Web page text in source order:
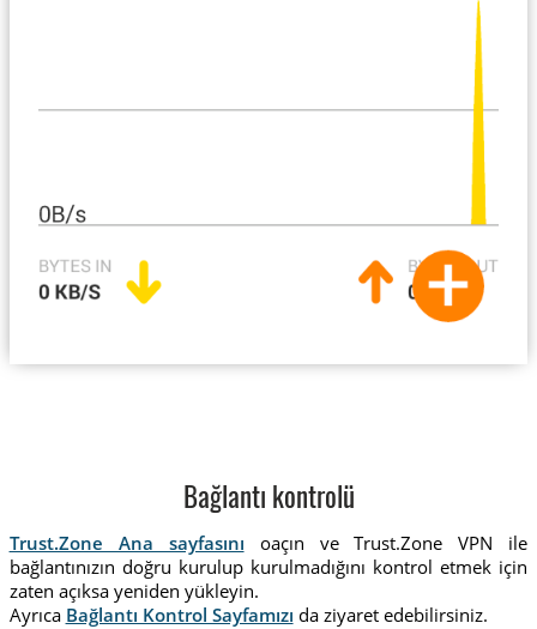
Bağlantı kontrolü
Trust.Zone Ana sayfasını oaçın ve Trust.Zone VPN ile
bağlantınızın doğru kurulup kurulmadığını kontrol etmek için
zaten açıksa yeniden yükleyin.
Ayrıca Bağlantı Kontrol Sayfamızı da ziyaret edebilirsiniz.